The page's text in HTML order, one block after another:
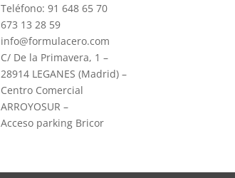
Teléfono: 91 648 65 70
673 13 28 59
info@formulacero.com
C/ De la Primavera, 1 –
28914 LEGANES (Madrid) –
Centro Comercial
ARROYOSUR –
Acceso parking Bricor